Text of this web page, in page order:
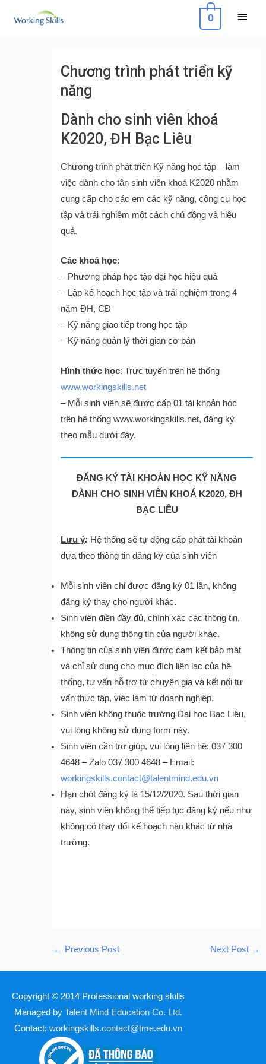
0
Chương trình phát triển kỹ
năng
Dành cho sinh viên khoá
K2020, ĐH Bạc Liêu
Chương trình phát triển Kỹ năng học tập – làm
việc dành cho tân sinh viên khoá K2020 nhằm
cung cấp cho các em các kỹ năng, công cụ học
tập và trải nghiệm một cách chủ động và hiệu
quả.
Các khoá học:
– Phương pháp học tập đại học hiệu quả
– Lập kế hoạch học tập và trải nghiệm trong 4
năm ĐH, CĐ
– Kỹ năng giao tiếp trong học tập
– Kỹ năng quản lý thời gian cơ bản
Hình thức học: Trực tuyến trên hệ thống
www.workingskills.net
– Mỗi sinh viên sẽ được cấp 01 tài khoản học
trên hệ thống www.workingskills.net, đăng ký
theo mẫu dưới đây.
ĐĂNG KÝ TÀI KHOẢN HỌC KỸ NĂNG
DÀNH CHO SINH VIÊN KHOÁ K2020, ĐH
BẠC LIÊU
Lưu ý: Hệ thống sẽ tự động cấp phát tài khoản
dựa theo thông tin đăng ký của sinh viên
Mỗi sinh viên chỉ được đăng ký 01 lần, không
đăng ký thay cho người khác.
Sinh viên điền đầy đủ, chính xác các thông tin,
không sử dụng thông tin của người khác.
Thông tin của sinh viên được cam kết bảo mật
và chỉ sử dụng cho mục đích liên lạc của hệ
thống, tư vấn hỗ trợ từ chuyên gia và kết nối tư
vấn thực tập, việc làm từ doanh nghiệp.
Sinh viên không thuộc trường Đại học Bạc Liêu,
vui lòng không sử dụng form này.
Sinh viên cần trợ giúp, vui lòng liên hệ: 037 300
4648 – Zalo 037 300 4648 – Email:
workingskills.contact@talentmind.edu.vn
Hạn chót đăng ký là 15/12/2020. Sau thời gian
này, sinh viên không thể tiếp tục đăng ký nếu như
không có thay đổi kế hoạch nào khác từ nhà
trường.
← Previous Post Next Post →
Copyright © 2014 Professional working skills
Managed by Talent Mind Education Co. Ltd.
Contact: workingskills.contact@tme.edu.vn